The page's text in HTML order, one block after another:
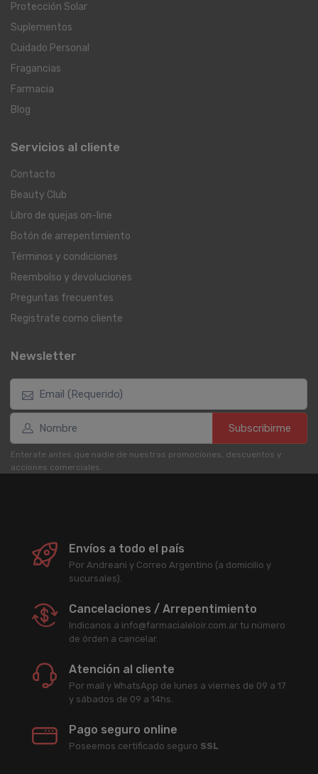
Protección Solar
Suplementos
Cuidado Personal
Fragancias
Farmacia
Blog
Servicios al cliente
Contacto
Beauty Club
Libro de quejas on-line
Botón de arrepentimiento
Términos y condiciones
Reembolso y devoluciones
Preguntas frecuentes
Registrate como cliente
Newsletter
Subscribirme
Enterate antes que nadie de nuestras promociones, descuentos y
acciones comerciales.
Envíos a todo el país
Por Andreani y Correo Argentino (a domicilio y
sucursales).
Cancelaciones / Arrepentimiento
Indicanos a info@farmacialeloir.com.ar tu número
de órden a cancelar.
Atención al cliente
Por mail y WhatsApp de lunes a viernes de 09 a 17
y sábados de 09 a 14hs.
Pago seguro online
Poseemos certificado seguro SSL